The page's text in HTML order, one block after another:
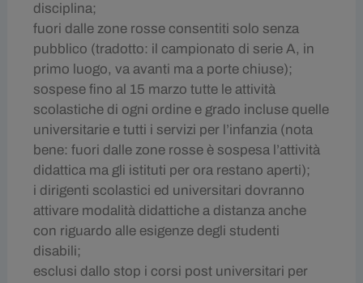
disciplina;
fuori dalle zone rosse consentiti solo senza
pubblico (tradotto: il campionato di serie A, in
primo luogo, va avanti ma a porte chiuse);
sospese fino al 15 marzo tutte le attività
scolastiche di ogni ordine e grado incluse quelle
universitarie e tutti i servizi per l’infanzia (nota
bene: fuori dalle zone rosse è sospesa l’attività
didattica ma gli istituti per ora restano aperti);
i dirigenti scolastici ed universitari dovranno
attivare modalità didattiche a distanza anche
con riguardo alle esigenze degli studenti
disabili;
esclusi dallo stop i corsi post universitari per